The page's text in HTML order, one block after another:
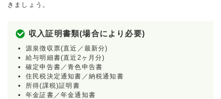
きましょう。
収入証明書類(場合により必要)
源泉徴収票(直近／最新分)
給与明細書(直近2ヶ月分)
確定申告書／青色申告書
住民税決定通知書／納税通知書
所得(課税)証明書
年金証書／年金通知書